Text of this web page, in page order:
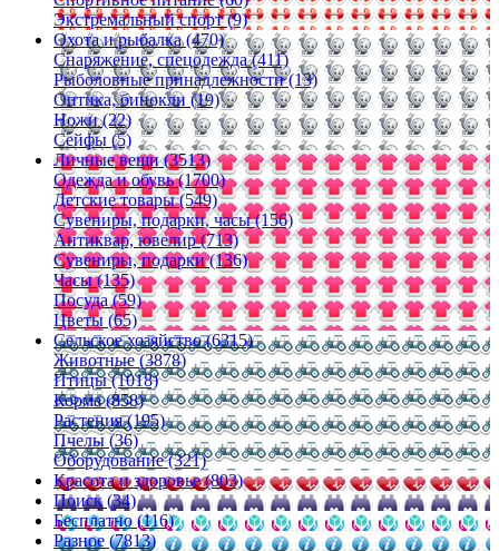
Экстремальный спорт (9)
Охота и рыбалка (470)
Снаряжение, спецодежда (411)
Рыболовные принадлежности (13)
Оптика, бинокли (19)
Ножи (22)
Сейфы (5)
Личные вещи (3513)
Одежда и обувь (1700)
Детские товары (549)
Сувениры, подарки, часы (156)
Антиквар, ювелир (713)
Сувениры, подарки (136)
Часы (135)
Посуда (59)
Цветы (65)
Сельское хозяйство (6315)
Животные (3878)
Птицы (1018)
Корма (858)
Растения (195)
Пчелы (36)
Оборудование (321)
Красота и здоровье (803)
Поиск (34)
Бесплатно (116)
Разное (7813)